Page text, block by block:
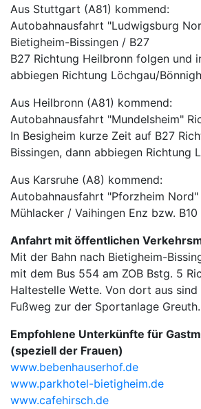
Aus Stuttgart (A81) kommend:
Autobahnausfahrt "Ludwigsburg
Bietigheim-Bissingen / B27
B27 Richtung Heilbronn folgen und
abbiegen Richtung Löchgau/
Aus Heilbronn (A81) kommend:
Autobahnausfahrt "Mundelsheim"
In Besigheim kurze Zeit auf B27
Bissingen, dann abbiegen Richtung
Aus Karsruhe (A8) kommend:
Autobahnausfahrt "Pforzheim Nord"
Mühlacker / Vaihingen Enz bzw. B10
Anfahrt mit öffentlichen
Mit der Bahn nach Bietigheim-
mit dem Bus 554 am ZOB Bstg. 5
Haltestelle Wette. Von dort aus
Fußweg zur der Sportanlage Greuth.
Empfohlene Unterkünfte für
(speziell der Frauen)
www.bebenhauserhof.de
www.parkhotel-bietigheim.de
www.cafehirsch.de